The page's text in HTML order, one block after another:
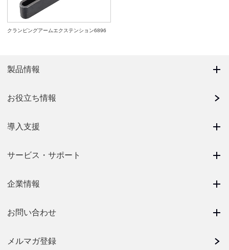
クランピングアームエクステンション6896
製品情報
お役立ち情報
導入支援
サービス・サポート
企業情報
お問い合わせ
メルマガ登録